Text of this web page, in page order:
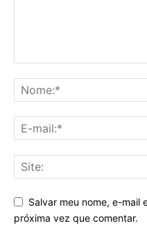
Salvar meu nome, e-mail
próxima vez que comentar.